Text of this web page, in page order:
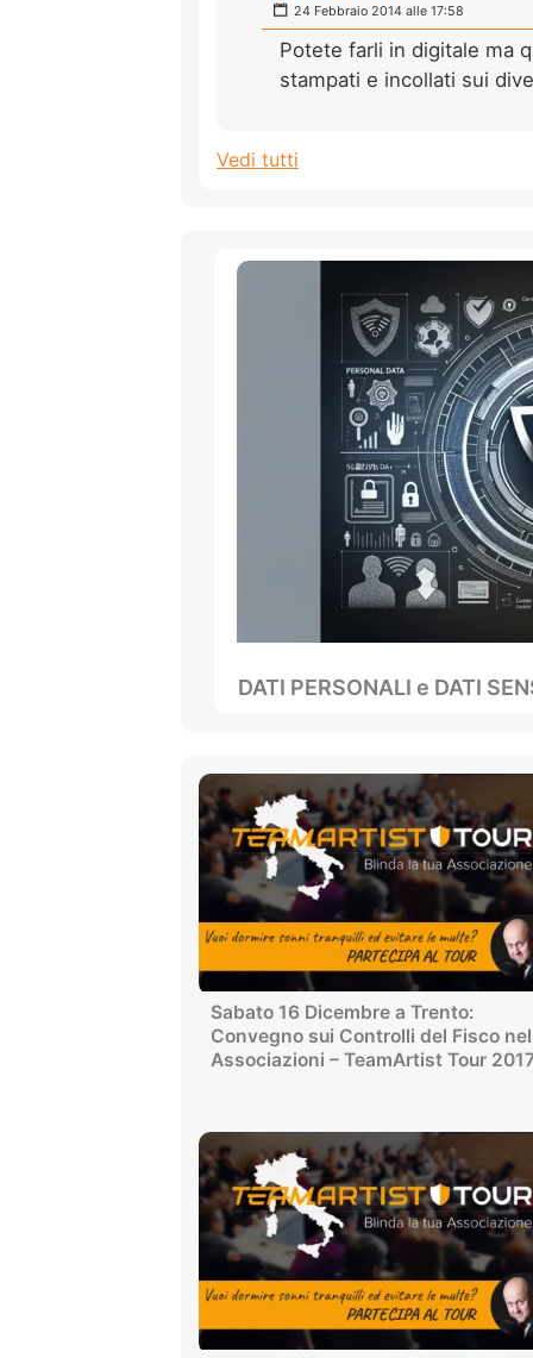
24 Febbraio 2014 alle 17:58
Potete farli in digitale ma
stampati e incollati sui
Vedi tutti
DATI PERSONALI e DATI
Sabato 16 Dicembre a Trento:
Convegno sui Controlli del Fisco
Associazioni – TeamArtist Tour